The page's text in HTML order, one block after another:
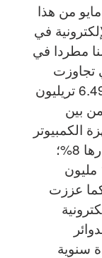
من هذا
في
مطردا في
تجاوزت
الحجم المحدد، دخلا تشغيليا قدره 6.49 تريليون
قدرها 9.4%. ومن بين
الكمبيوتر
140 مليون وحدة، بزيادة سنوية قدرها 8%؛
وبلغ إنتاج أجهزة التلفزيون 14.035 مليون
قدرها 1.7%. كما عززت
سنوية